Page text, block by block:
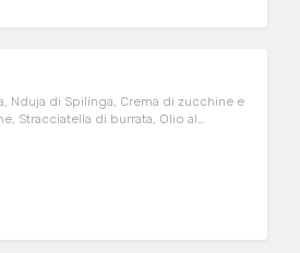
Nduja di Spilinga, Crema di zucchine e
Stracciatella di burrata, Olio al